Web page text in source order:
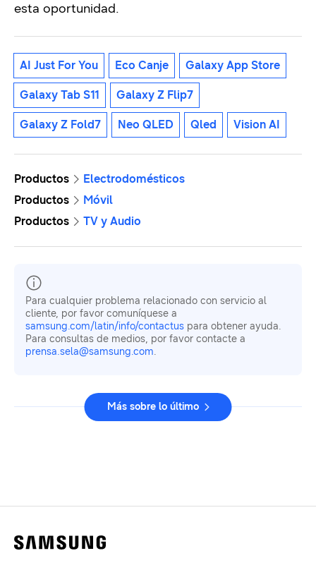
esta oportunidad.
AI Just For You Eco Canje Galaxy App Store
Galaxy Tab S11 Galaxy Z Flip7
Galaxy Z Fold7 Neo QLED Qled Vision AI
Productos
Electrodomésticos
Productos
Móvil
Productos
TV y Audio
Para cualquier problema relacionado con servicio al
cliente, por favor comuníquese a
samsung.com/latin/info/contactus para obtener ayuda.
Para consultas de medios, por favor contacte a
prensa.sela@samsung.com.
Más sobre lo último